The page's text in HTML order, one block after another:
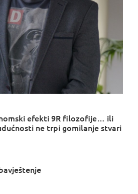
efekti 9R filozofije… ili
ne trpi gomilanje stvari